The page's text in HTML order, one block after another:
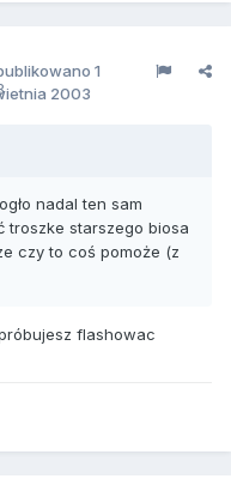
1
2003
nadal ten sam
troszke starszego biosa
czy to coś pomoże (z
flashowac